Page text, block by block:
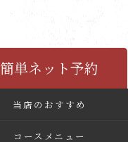
簡単ネット予約
当店のおすすめ
コースメニュー